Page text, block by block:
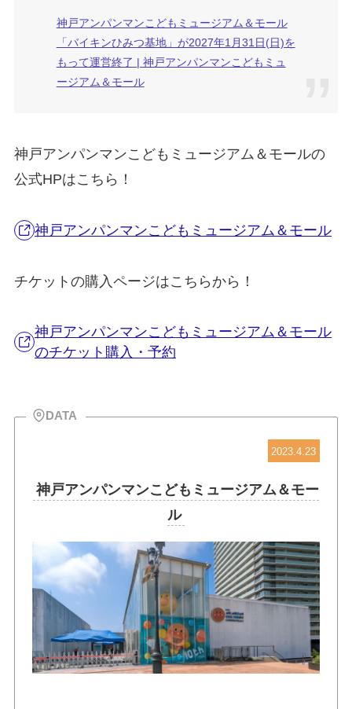
神戸アンパンマンこどもミュージアム＆モール
「バイキンひみつ基地」が2027年1月31日(日)を
もって運営終了 | 神戸アンパンマンこどもミュ
ージアム＆モール
神戸アンパンマンこどもミュージアム＆モールの
公式HPはこちら！
神戸アンパンマンこどもミュージアム＆モール
チケットの購入ページはこちらから！
神戸アンパンマンこどもミュージアム＆モール
のチケット購入・予約
DATA
2023.4.23
神戸アンパンマンこどもミュージアム＆モー
ル